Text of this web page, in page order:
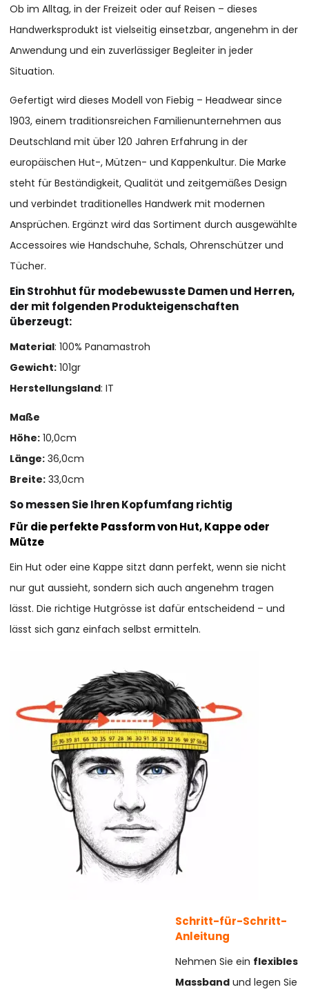
Ob im Alltag, in der Freizeit oder auf Reisen – dieses
Handwerksprodukt ist vielseitig einsetzbar, angenehm in der
Anwendung und ein zuverlässiger Begleiter in jeder
Situation.
Gefertigt wird dieses Modell von Fiebig – Headwear since
1903, einem traditionsreichen Familienunternehmen aus
Deutschland mit über 120 Jahren Erfahrung in der
europäischen Hut-, Mützen- und Kappenkultur. Die Marke
steht für Beständigkeit, Qualität und zeitgemäßes Design
und verbindet traditionelles Handwerk mit modernen
Ansprüchen. Ergänzt wird das Sortiment durch ausgewählte
Accessoires wie Handschuhe, Schals, Ohrenschützer und
Tücher.
Ein Strohhut für modebewusste Damen und Herren,
der mit folgenden Produkteigenschaften
überzeugt:
Material: 100% Panamastroh
Gewicht: 101gr
Herstellungsland: IT
Maße
Höhe: 10,0cm
Länge: 36,0cm
Breite: 33,0cm
So messen Sie Ihren Kopfumfang richtig
Für die perfekte Passform von Hut, Kappe oder
Mütze
Ein Hut oder eine Kappe sitzt dann perfekt, wenn sie nicht
nur gut aussieht, sondern sich auch angenehm tragen
lässt. Die richtige Hutgrösse ist dafür entscheidend – und
lässt sich ganz einfach selbst ermitteln.
Schritt-für-Schritt-
Anleitung
Nehmen Sie ein flexibles
Massband und legen Sie